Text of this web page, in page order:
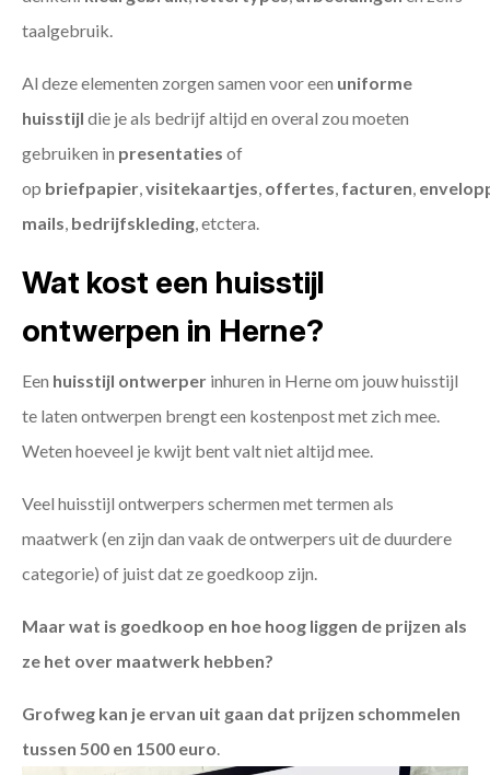
taalgebruik.
Al deze elementen zorgen samen voor een uniforme
huisstijl die je als bedrijf altijd en overal zou moeten
gebruiken in presentaties of
op briefpapier,visitekaartjes, offertes, facturen,
mails, bedrijfskleding, etctera.
Wat kost een huisstijl
ontwerpen in Herne?
Een huisstijl ontwerper inhuren in Herne om jouw huisstijl
te laten ontwerpen brengt een kostenpost met zich mee.
Weten hoeveel je kwijt bent valt niet altijd mee.
Veel huisstijl ontwerpers schermen met termen als
maatwerk (en zijn dan vaak de ontwerpers uit de duurdere
categorie) of juist dat ze goedkoop zijn.
Maar wat is goedkoop en hoe hoog liggen de prijzen als
ze het over maatwerk hebben?
Grofweg kan je ervan uit gaan dat prijzen schommelen
tussen 500 en 1500 euro.